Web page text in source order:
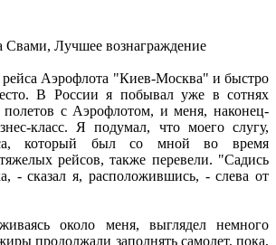
рейса Аэрофлота "Киев-Москва" и быстро
В России я побывал уже в сотнях
полетов с Аэрофлотом, и меня, наконец-
класс. Я подумал, что моего слугу,
который был со мной во время
рейсов, также перевели. "Садись
- сказал я, расположившись, - слева от
около меня, выглядел немного
продолжали заполнять самолет, пока,